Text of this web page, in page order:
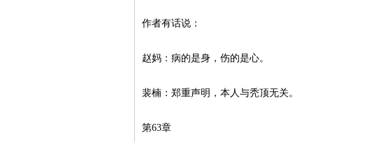
作者有话说：
赵妈：病的是身，伤的是心。
裴楠：郑重声明，本人与秃顶无关。
第63章